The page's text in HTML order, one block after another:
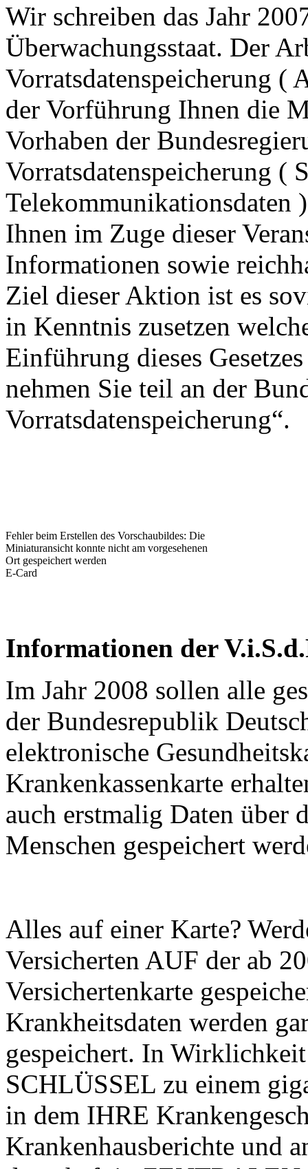
Wir schreiben das Jahr
Überwachungsstaat. Der
Vorratsdatenspeicherung (
der Vorführung Ihnen die
Vorhaben der
Vorratsdatenspeicherung (
Telekommunikationsdaten
Ihnen im Zuge dieser
Informationen sowie
Ziel dieser Aktion ist es
in Kenntnis zusetzen
Einführung dieses
nehmen Sie teil an der
Vorratsdatenspeicherung“.
Fehler beim Erstellen des Vorschaubildes: Die
Miniaturansicht konnte nicht am vorgesehenen
Ort gespeichert werden
E-Card
Informationen der
Im Jahr 2008 sollen alle
der Bundesrepublik
elektronische
Krankenkassenkarte
auch erstmalig Daten über
Menschen gespeichert
Alles auf einer Karte?
Versicherten AUF der ab
Versichertenkarte
Krankheitsdaten werden
gespeichert. In
SCHLÜSSEL zu einem
in dem IHRE
Krankenhausberichte und